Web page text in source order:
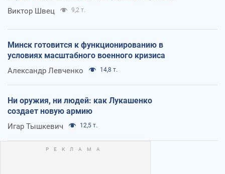
Виктор Швец 9,2 т.
Минск готовится к функционированию в
условиях масштабного военного кризиса
Александр Левченко 14,8 т.
Ни оружия, ни людей: как Лукашенко
создает новую армию
Игар Тышкевич 12,5 т.